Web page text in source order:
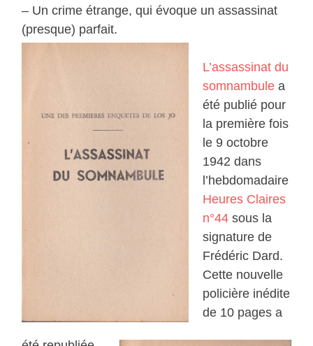
– Un crime étrange, qui évoque un assassinat
(presque) parfait.
L’assassinat du
somnambule a
été publié pour
la première fois
le 9 octobre
1942 dans
l’hebdomadaire
Heures Claires
n°44 sous la
signature de
Frédéric Dard.
Cette nouvelle
policière inédite
de 10 pages a